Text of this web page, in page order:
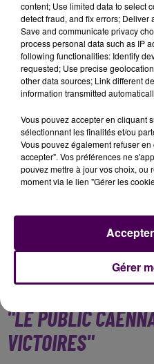
"LE PUBLIC
VICTOIRES"
content; Use limited data to select
detect fraud, and fix errors;
Save and communicate privacy
process personal data such as IP
following functionalities: Identify
requested; Use precise
other data sources; Link different
information transmitted
Vous pouvez accepter en cliquant
sélectionnant les finalités et/ou
Vous pouvez également refuser
accepter". Vos préférences ne
pouvez mettre à jour vos choix, ou
moment via le lien "Gérer les
Gérer